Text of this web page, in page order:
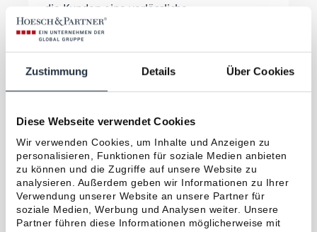
Zustimmung Details Über Cookies
Diese Webseite verwendet Cookies
Wir verwenden Cookies, um Inhalte und Anzeigen zu
personalisieren, Funktionen für soziale Medien anbieten
zu können und die Zugriffe auf unsere Website zu
analysieren. Außerdem geben wir Informationen zu Ihrer
Verwendung unserer Website an unsere Partner für
soziale Medien, Werbung und Analysen weiter. Unsere
Partner führen diese Informationen möglicherweise mit
die Kunden eine verlässliche
Planungsgrundlage schafft.
Der Beitrag erschien in der
Wirtschaftswoche(Ausgabe Februar
2026).
Zurück zur Übersicht
Nächster Beitrag
Hoesch & Partner auf Procontra: Interview mit Alexander Ebert